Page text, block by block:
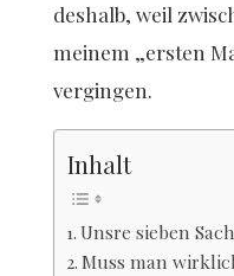
deshalb, weil
meinem „ersten
vergingen.
Inhalt
Unsre sieben
Muss man